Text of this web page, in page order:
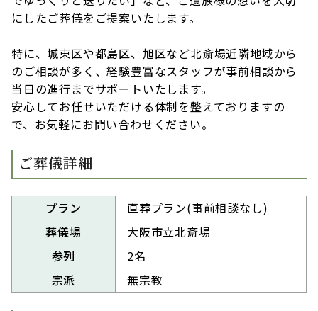
にしたご葬儀をご提案いたします。
特に、城東区や都島区、旭区など北斎場近隣地域から
のご相談が多く、経験豊富なスタッフが事前相談から
当日の進行までサポートいたします。
安心してお任せいただける体制を整えておりますの
で、お気軽にお問い合わせください。
ご葬儀詳細
プラン
直葬プラン(事前相談なし)
葬儀場
大阪市立北斎場
参列
2名
宗派
無宗教